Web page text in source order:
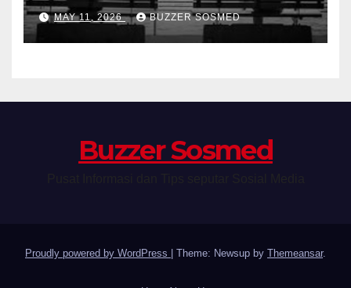
MAY 11, 2026 BUZZER SOSMED
Buzzer Sosmed
Proudly powered by WordPress Theme: Newsup by Themeansar.